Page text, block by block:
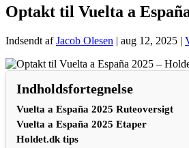
Optakt til Vuelta a
Indsendt afJacob Olesen | aug 12, 2025 |
Indholdsfortegnelse
Vuelta a España 2025 Ruteoversigt
Vuelta a España 2025 Etaper
Holdet.dk tips